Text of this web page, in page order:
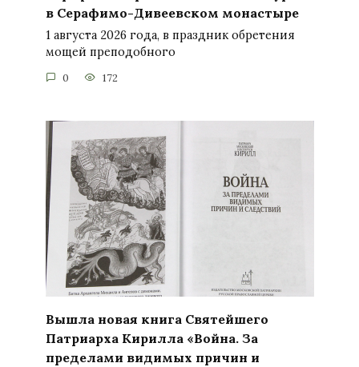
в Серафимо-Дивеевском монастыре
1 августа 2026 года, в праздник обретения
мощей преподобного
0 172
Вышла новая книга Святейшего
Патриарха Кирилла «Война. За
пределами видимых причин и